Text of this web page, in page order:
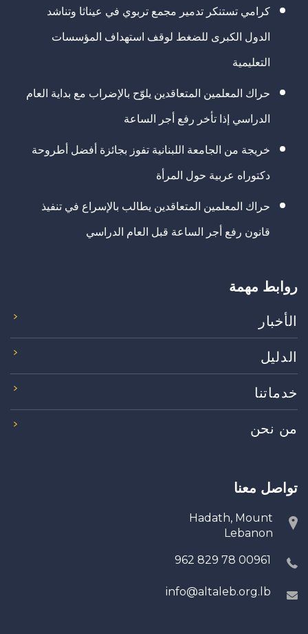
كرامي تستنكر تدمير مجمع تربوي في عيناثا وتناشد
الدول الكبرى للضغط لوقف استهداف المؤسسات
التعليمية
حراك المعلمين المتعاقدين يلوّح بالإضراب مع بداية العام
الدراسي إذا تأخر رفع أجر الساعة
خريجة من الجامعة اللبنانية تفوز بجائزة أفضل أطروحة
دكتوراه عربية حول المرأة
حراك المعلمين المتعاقدين يطالب بالإسراع في تنفيذ
قانون رفع أجر الساعة قبل العام الدراسي
روابط مهمة
الأخبار
الدليل
خدماتنا
من نحن
تواصل معنا
Hadath, Mount
Lebanon
00961 78 829 962
info@altaleb.org.lb